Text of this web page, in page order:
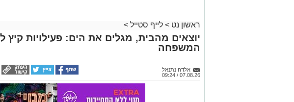
ראשון נט > לייף סטייל >
יוצאים מהבית, מגלים את הים: פעילויות קיץ
המשפחה
אלדה נתנאל
07.08.26 / 09:24